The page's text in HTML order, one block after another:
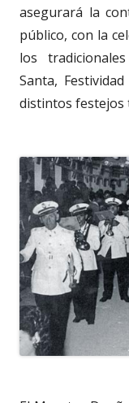
asegurará la
público, con la
los
Santa,
distintos festejos